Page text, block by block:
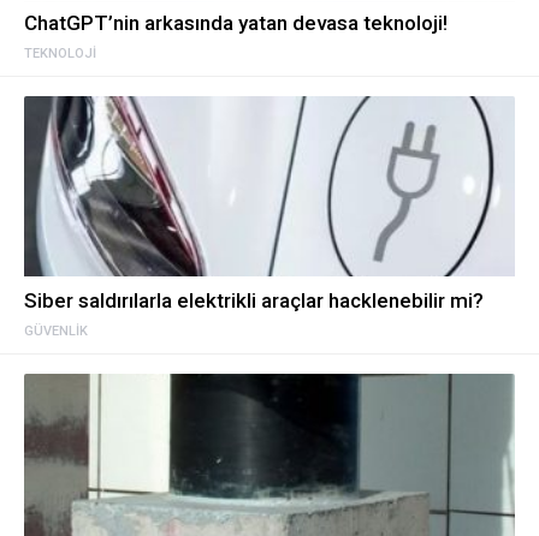
TEKNOLOJI
ChatGPT’nin arkasında yatan devasa teknoloji!
GÜVENLIK
Siber saldırılarla elektrikli araçlar hacklenebilir mi?